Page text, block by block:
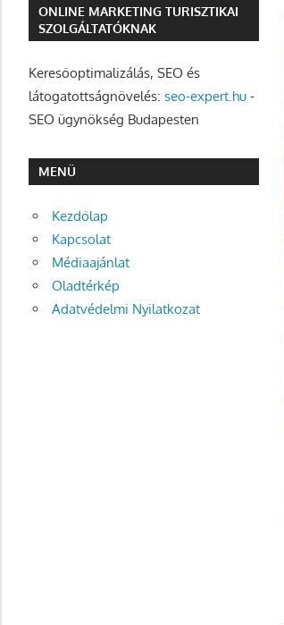
ONLINE MARKETING TURISZTIKAI
SZOLGÁLTATÓKNAK
Keresőoptimalizálás, SEO és
látogatottságnövelés: seo-expert.hu -
SEO ügynökség Budapesten
MENÜ
Kezdőlap
Kapcsolat
Médiaajánlat
Oladtérkép
Adatvédelmi Nyilatkozat